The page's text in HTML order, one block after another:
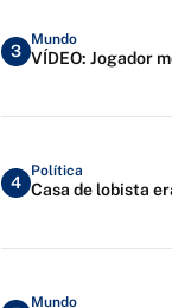
3
Mundo
VÍDEO: Jogador
4
Política
Casa de lobista
Mundo